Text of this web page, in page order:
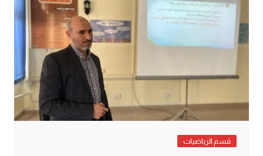
قسم الرياضيات